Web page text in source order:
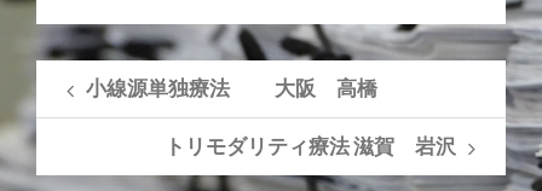
小線源単独療法 大阪 高橋
トリモダリティ療法 滋賀 岩沢